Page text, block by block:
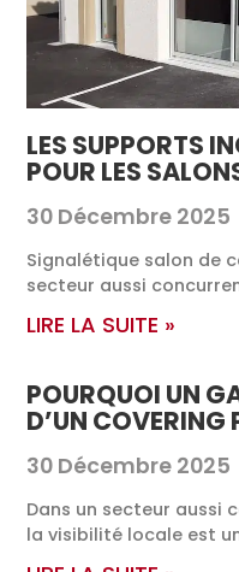
LES SUPPORTS
POUR LES
30 Décembre 2025
Signalétique salon de
secteur aussi
LIRE LA SUITE »
POURQUOI UN
D’UN COVERING
30 Décembre 2025
Dans un secteur aussi
la visibilité locale est